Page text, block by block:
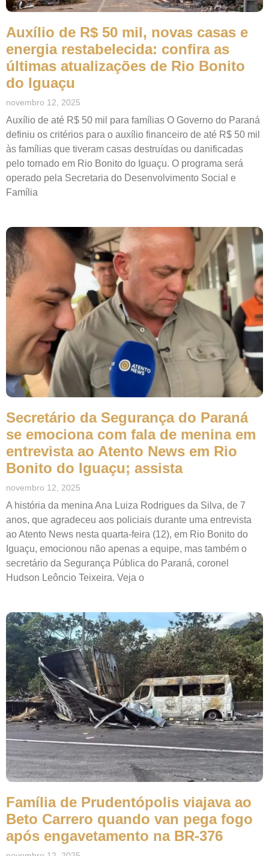
Auxílio de R$ 50 mil, novas casas e
energia restabelecida: confira as
últimas atualizações de Rio Bonito
do Iguaçu
novembro 12, 2025
Auxílio de até R$ 50 mil para famílias O Governo do Paraná
definiu os critérios para o auxílio financeiro de até R$ 50 mil
às famílias que tiveram casas destruídas ou danificadas
pelo tornado em Rio Bonito do Iguaçu. O programa será
operado pela Secretaria do Desenvolvimento Social e
Família
Secretário da Segurança do Paraná
se emociona com fala de menina em
entrevista ao Atento News em Rio
Bonito do Iguaçu; assista
novembro 12, 2025
A história da menina Ana Luiza Rodrigues da Silva, de 7
anos, que agradeceu aos policiais durante uma entrevista
ao Atento News nesta quarta-feira (12), em Rio Bonito do
Iguaçu, emocionou não apenas a equipe, mas também o
secretário da Segurança Pública do Paraná, coronel
Hudson Leôncio Teixeira. Veja o
Família de Prudentópolis viajava ao
Beto Carrero quando van pega fogo
após engavetamento na BR-376